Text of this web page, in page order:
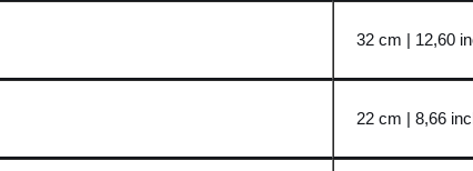
32 cm | 12,60
22 cm | 8,66